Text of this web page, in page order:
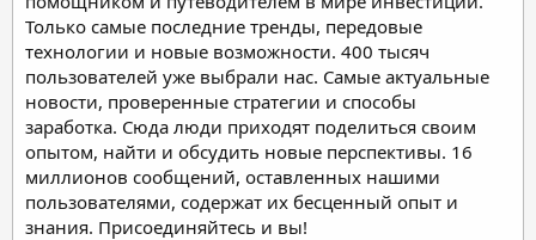
Только самые последние тренды, передовые
технологии и новые возможности. 400 тысяч
пользователей уже выбрали нас. Самые актуальные
новости, проверенные стратегии и способы
заработка. Сюда люди приходят поделиться своим
опытом, найти и обсудить новые перспективы. 16
миллионов сообщений, оставленных нашими
пользователями, содержат их бесценный опыт и
знания. Присоединяйтесь и вы!